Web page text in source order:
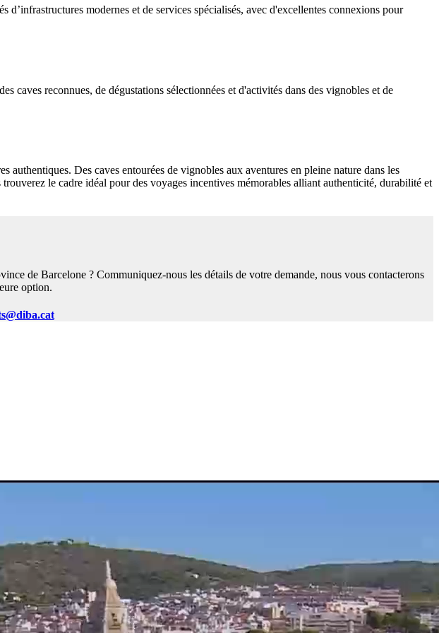
modernes et de services spécialisés, avec d'excellentes connexions pour
reconnues, de dégustations sélectionnées et d'activités dans des vignobles et de
Des caves entourées de vignobles aux aventures en pleine nature dans les
le cadre idéal pour des voyages incentives mémorables alliant authenticité, durabilité et
de Barcelone ? Communiquez-nous les détails de votre demande, nous vous contacterons
option.